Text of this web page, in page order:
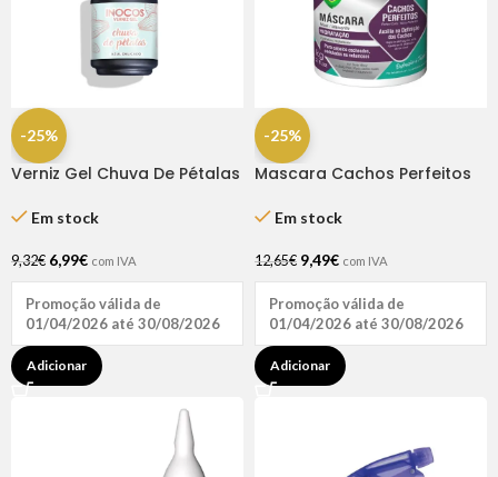
-25%
Verniz Gel Chuva De Pétalas
Em stock
9,32€ 6,99€ com IVA
Promoção válida de
01/04/2026 até 30/08/2026
Adicionar
-25%
Mascara Cachos Perfeitos
Em stock
12,65€ 9,49€ com IVA
Promoção válida de
01/04/2026 até 30/08/2026
Adicionar